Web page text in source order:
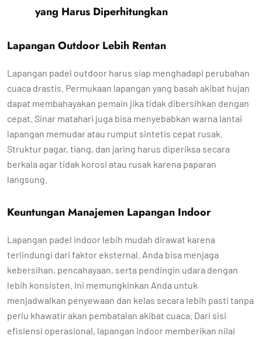
yang Harus Diperhitungkan
Lapangan Outdoor Lebih Rentan
Lapangan padel outdoor harus siap menghadapi perubahan
cuaca drastis. Permukaan lapangan yang basah akibat hujan
dapat membahayakan pemain jika tidak dibersihkan dengan
cepat. Sinar matahari juga bisa menyebabkan warna lantai
lapangan memudar atau rumput sintetis cepat rusak.
Struktur pagar, tiang, dan jaring harus diperiksa secara
berkala agar tidak korosi atau rusak karena paparan
langsung.
Keuntungan Manajemen Lapangan Indoor
Lapangan padel indoor lebih mudah dirawat karena
terlindungi dari faktor eksternal. Anda bisa menjaga
kebersihan, pencahayaan, serta pendingin udara dengan
lebih konsisten. Ini memungkinkan Anda untuk
menjadwalkan penyewaan dan kelas secara lebih pasti tanpa
perlu khawatir akan pembatalan akibat cuaca. Dari sisi
efisiensi operasional, lapangan indoor memberikan nilai